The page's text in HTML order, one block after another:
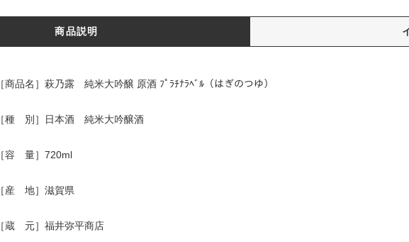
商品説明
［商品名］萩乃露 純米大吟醸 原酒 ﾌﾟﾗﾁﾅﾗﾍﾞﾙ（はぎのつゆ）
［種 別］日本酒 純米大吟醸酒
［容 量］720ml
［産 地］滋賀県
［蔵 元］福井弥平商店